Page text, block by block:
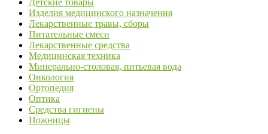
Детские товары
Изделия медицинского назначения
Лекарственные травы, сборы
Питательные смеси
Лекарственные средства
Медицинская техника
Минерально-столовая, питьевая вода
Онкология
Ортопедия
Оптика
Средства гигиены
Ножницы